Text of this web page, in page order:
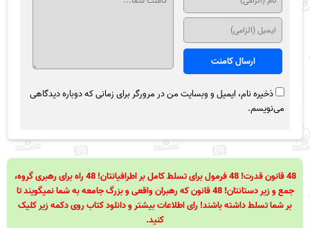
ذخیره نام، ایمیل و وبسایت من در مرورگر برای زمانی که دوباره دیدگاهی
می‌نویسم.
48 قانون قدرت! 48 فرمول برای تسلط کامل بر اطرافیانتان! 48 راه برای رهبری گروه،
جمع و زیر دستانتان! 48 قانون که رهبران واقعی و بزرگ جامعه به شما نمیگویند تا
بر شما تسلط داشته باشند! رای اطلاعات بیشتر و دانلود کتاب روی دکمه زیر کلیک
کنید.